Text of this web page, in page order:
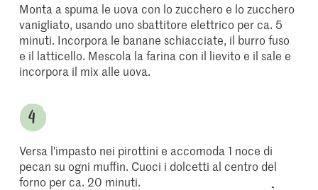
Monta a spuma le uova con lo zucchero e lo zucchero
vanigliato, usando uno sbattitore elettrico per ca. 5
minuti. Incorpora le banane schiacciate, il burro fuso
e il latticello. Mescola la farina con il lievito e il sale e
incorpora il mix alle uova.
Versa l'impasto nei pirottini e accomoda 1 noce di
pecan su ogni muffin. Cuoci i dolcetti al centro del
forno per ca. 20 minuti.